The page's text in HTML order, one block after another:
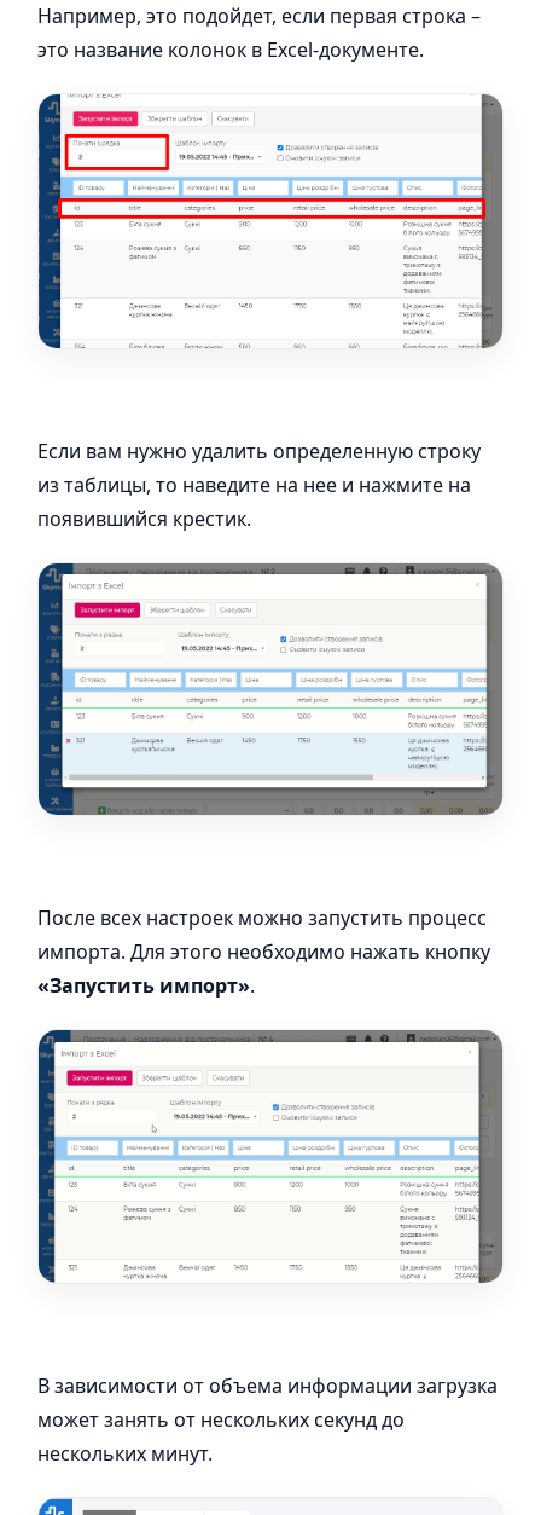
Например, это подойдет, если первая строка –
это название колонок в Excel-документе.
Если вам нужно удалить определенную строку
из таблицы, то наведите на нее и нажмите на
появившийся крестик.
После всех настроек можно запустить процесс
импорта. Для этого необходимо нажать кнопку
«Запустить импорт».
В зависимости от объема информации загрузка
может занять от нескольких секунд до
нескольких минут.